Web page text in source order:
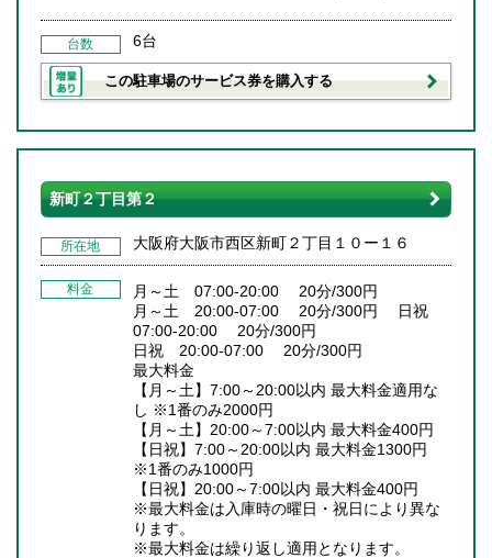
台数 6台
この駐車場のサービス券を購入する
新町２丁目第２
所在地 大阪府大阪市西区新町２丁目１０ー１６
料金
月～土 07:00-20:00 20分/300円
月～土 20:00-07:00 20分/300円 日祝
07:00-20:00 20分/300円
日祝 20:00-07:00 20分/300円
最大料金
【月～土】7:00～20:00以内 最大料金適用な
し ※1番のみ2000円
【月～土】20:00～7:00以内 最大料金400円
【日祝】7:00～20:00以内 最大料金1300円
※1番のみ1000円
【日祝】20:00～7:00以内 最大料金400円
※最大料金は入庫時の曜日・祝日により異な
ります。
※最大料金は繰り返し適用となります。